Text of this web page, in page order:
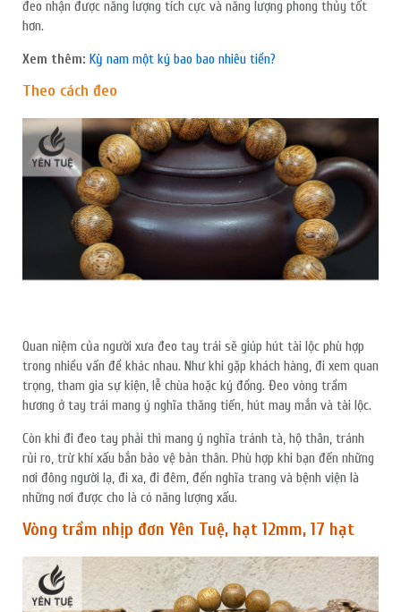
đeo nhận được năng lượng tích cực và năng lượng phong thủy tốt
hơn.
Xem thêm: Kỳ nam một ký bao bao nhiêu tiền?
Theo cách đeo
Quan niệm của người xưa đeo tay trái sẽ giúp hút tài lộc phù hợp
trong nhiều vấn đề khác nhau. Như khi gặp khách hàng, đi xem quan
trọng, tham gia sự kiện, lễ chùa hoặc ký đồng. Đeo vòng trầm
hương ở tay trái mang ý nghĩa thăng tiến, hút may mắn và tài lộc.
Còn khi đi đeo tay phải thì mang ý nghĩa tránh tà, hộ thân, tránh
rủi ro, trừ khí xấu bắn bảo vệ bản thân. Phù hợp khi bạn đến những
nơi đông người lạ, đi xa, đi đêm, đến nghĩa trang và bệnh viện là
những nơi được cho là có năng lượng xấu.
Vòng trầm nhịp đơn Yên Tuệ, hạt 12mm, 17 hạt